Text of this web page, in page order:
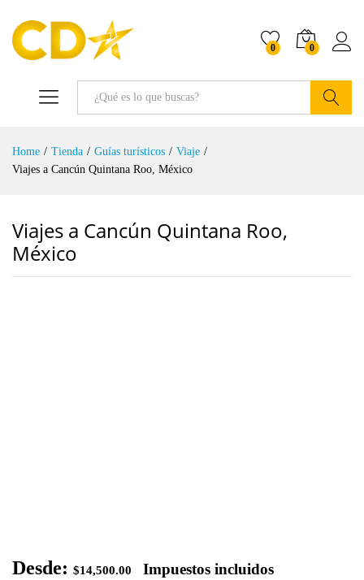
0 0
Home / Tienda / Guías turísticos / Viaje /
Viajes a Cancún Quintana Roo, México
Viajes a Cancún Quintana Roo,
México
Desde: $14,500.00 Impuestos incluidos